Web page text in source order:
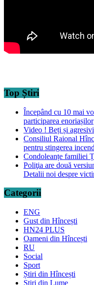
Top Știri
Începând cu 10 mai
participarea enoriașilor
Video ! Beți și
Consiliul Raional
pentru stingerea
Condoleanțe familiei
Poliţia are două
Detalii noi despre
Categorii
ENG
Gust din Hîncești
HN24 PLUS
Oameni din Hîncești
RU
Social
Sport
Știri din Hîncești
Știri din Lume